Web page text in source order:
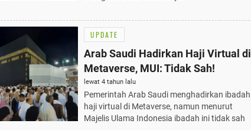
UPDATE
Arab Saudi Hadirkan Haji Virtual di
Metaverse, MUI: Tidak Sah!
lewat 4 tahun lalu
Pemerintah Arab Saudi menghadirkan ibadah
haji virtual di Metaverse, namun menurut
Majelis Ulama Indonesia ibadah ini tidak sah